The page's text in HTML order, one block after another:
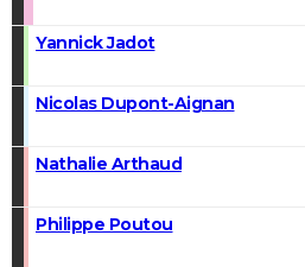
Yannick Jadot
Nicolas Dupont-Aignan
Nathalie Arthaud
Philippe Poutou